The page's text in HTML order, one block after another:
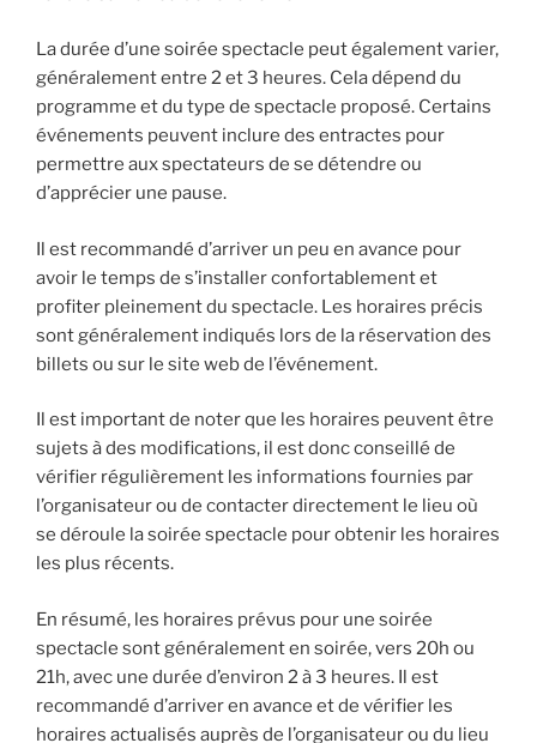
La durée d’une soirée spectacle peut également varier,
généralement entre 2 et 3 heures. Cela dépend du
programme et du type de spectacle proposé. Certains
événements peuvent inclure des entractes pour
permettre aux spectateurs de se détendre ou
d’apprécier une pause.
Il est recommandé d’arriver un peu en avance pour
avoir le temps de s’installer confortablement et
profiter pleinement du spectacle. Les horaires précis
sont généralement indiqués lors de la réservation des
billets ou sur le site web de l’événement.
Il est important de noter que les horaires peuvent être
sujets à des modifications, il est donc conseillé de
vérifier régulièrement les informations fournies par
l’organisateur ou de contacter directement le lieu où
se déroule la soirée spectacle pour obtenir les horaires
les plus récents.
En résumé, les horaires prévus pour une soirée
spectacle sont généralement en soirée, vers 20h ou
21h, avec une durée d’environ 2 à 3 heures. Il est
recommandé d’arriver en avance et de vérifier les
horaires actualisés auprès de l’organisateur ou du lieu